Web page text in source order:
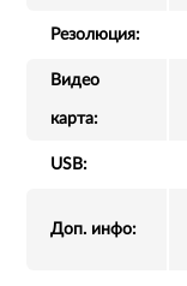
Резолюция:
Видео
карта:
USB:
Доп. инфо: